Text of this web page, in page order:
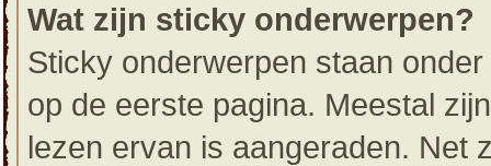
Wat zijn sticky onderwerpen?
Sticky onderwerpen staan
op de eerste pagina. Meestal
lezen ervan is aangeraden. Net